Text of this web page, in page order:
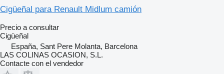
Cigüeñal para Renault Midlum camión
Precio a consultar
Cigüeñal
España, Sant Pere Molanta, Barcelona
LAS COLINAS OCASION, S.L.
Contacte con el vendedor